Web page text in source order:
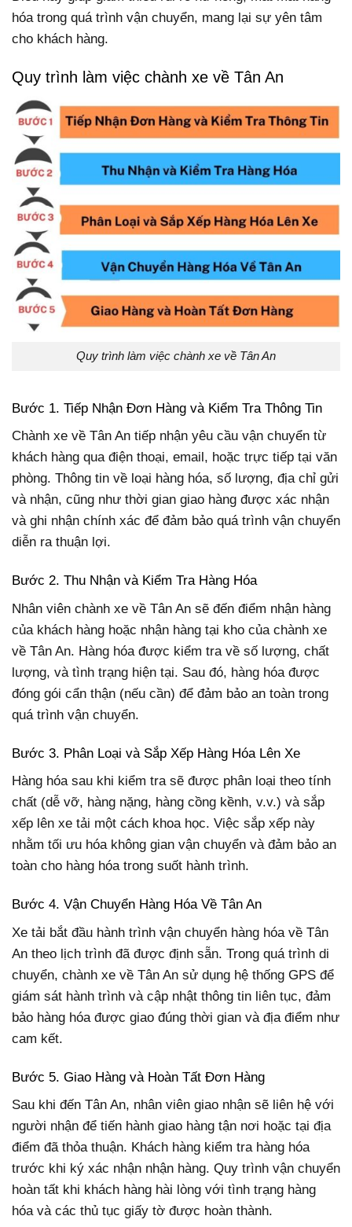
hóa trong quá trình vận chuyển, mang lại sự yên tâm
cho khách hàng.
Quy trình làm việc chành xe về Tân An
Quy trình làm việc chành xe về Tân An
Bước 1. Tiếp Nhận Đơn Hàng và Kiểm Tra Thông Tin
Chành xe về Tân An tiếp nhận yêu cầu vận chuyển từ
khách hàng qua điện thoại, email, hoặc trực tiếp tại văn
phòng. Thông tin về loại hàng hóa, số lượng, địa chỉ gửi
và nhận, cũng như thời gian giao hàng được xác nhận
và ghi nhận chính xác để đảm bảo quá trình vận chuyển
diễn ra thuận lợi.
Bước 2. Thu Nhận và Kiểm Tra Hàng Hóa
Nhân viên chành xe về Tân An sẽ đến điểm nhận hàng
của khách hàng hoặc nhận hàng tại kho của chành xe
về Tân An. Hàng hóa được kiểm tra về số lượng, chất
lượng, và tình trạng hiện tại. Sau đó, hàng hóa được
đóng gói cẩn thận (nếu cần) để đảm bảo an toàn trong
quá trình vận chuyển.
Bước 3. Phân Loại và Sắp Xếp Hàng Hóa Lên Xe
Hàng hóa sau khi kiểm tra sẽ được phân loại theo tính
chất (dễ vỡ, hàng nặng, hàng cồng kềnh, v.v.) và sắp
xếp lên xe tải một cách khoa học. Việc sắp xếp này
nhằm tối ưu hóa không gian vận chuyển và đảm bảo an
toàn cho hàng hóa trong suốt hành trình.
Bước 4. Vận Chuyển Hàng Hóa Về Tân An
Xe tải bắt đầu hành trình vận chuyển hàng hóa về Tân
An theo lịch trình đã được định sẵn. Trong quá trình di
chuyển, chành xe về Tân An sử dụng hệ thống GPS để
giám sát hành trình và cập nhật thông tin liên tục, đảm
bảo hàng hóa được giao đúng thời gian và địa điểm như
cam kết.
Bước 5. Giao Hàng và Hoàn Tất Đơn Hàng
Sau khi đến Tân An, nhân viên giao nhận sẽ liên hệ với
người nhận để tiến hành giao hàng tận nơi hoặc tại địa
điểm đã thỏa thuận. Khách hàng kiểm tra hàng hóa
trước khi ký xác nhận nhận hàng. Quy trình vận chuyển
hoàn tất khi khách hàng hài lòng với tình trạng hàng
hóa và các thủ tục giấy tờ được hoàn thành.